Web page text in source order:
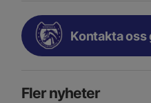
Kontakta oss
Fler nyheter